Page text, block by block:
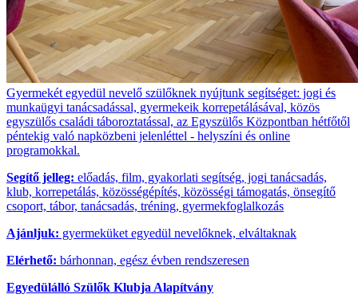
Gyermekét egyedül nevelő szülőknek nyújtunk segítséget: jogi és
munkaügyi tanácsadással, gyermekeik korrepetálásával, közös
egyszülős családi táboroztatással, az Egyszülős Központban hétfőtől
péntekig való napközbeni jelenléttel - helyszíni és online
programokkal.
Segítő jelleg: előadás, film, gyakorlati segítség, jogi tanácsadás,
klub, korrepetálás, közösségépítés, közösségi támogatás, önsegítő
csoport, tábor, tanácsadás, tréning, gyermekfoglalkozás
Ajánljuk: gyermeküket egyedül nevelőknek, elváltaknak
Elérhető: bárhonnan, egész évben rendszeresen
Egyedülálló Szülők Klubja Alapítvány